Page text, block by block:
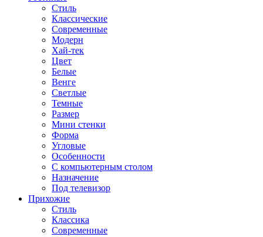
Стиль
Классические
Современные
Модерн
Хай-тек
Цвет
Белые
Венге
Светлые
Темные
Размер
Мини стенки
Форма
Угловые
Особенности
С компьютерным столом
Назначение
Под телевизор
Прихожие
Стиль
Классика
Современные